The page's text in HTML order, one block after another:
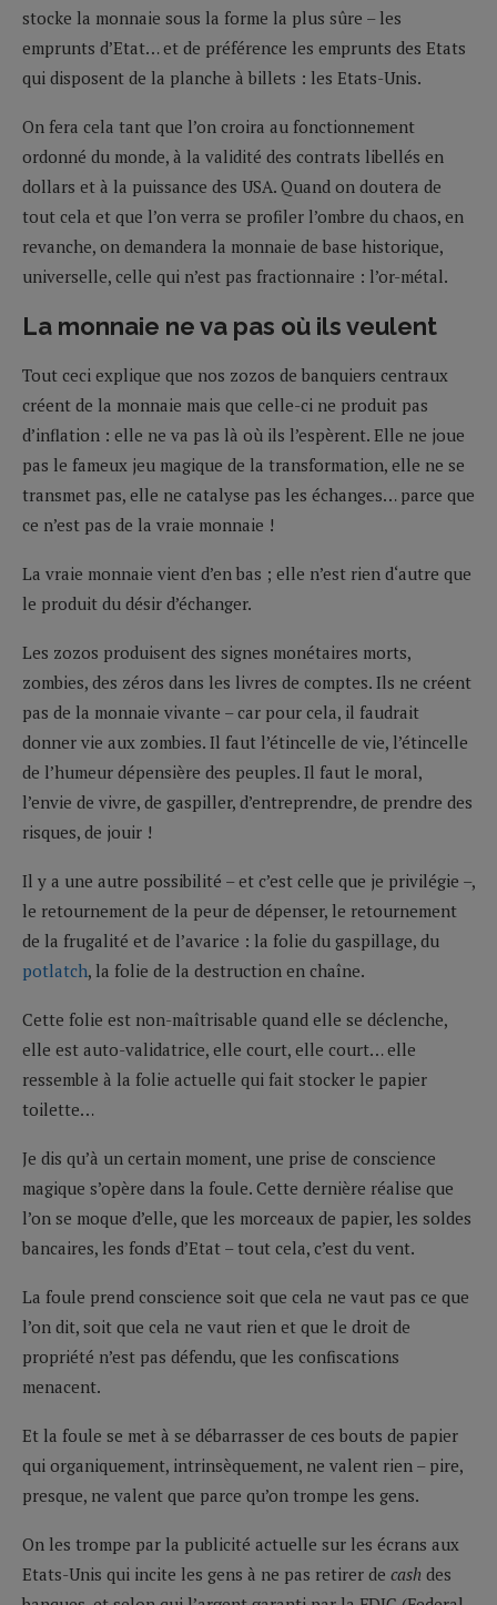
stocke la monnaie sous la forme la plus sûre – les
emprunts d’Etat… et de préférence les emprunts des Etats
qui disposent de la planche à billets : les Etats-Unis.
On fera cela tant que l’on croira au fonctionnement
ordonné du monde, à la validité des contrats libellés en
dollars et à la puissance des USA. Quand on doutera de
tout cela et que l’on verra se profiler l’ombre du chaos, en
revanche, on demandera la monnaie de base historique,
universelle, celle qui n’est pas fractionnaire : l’or-métal.
La monnaie ne va pas où ils veulent
Tout ceci explique que nos zozos de banquiers centraux
créent de la monnaie mais que celle-ci ne produit pas
d’inflation : elle ne va pas là où ils l’espèrent. Elle ne joue
pas le fameux jeu magique de la transformation, elle ne se
transmet pas, elle ne catalyse pas les échanges… parce que
ce n’est pas de la vraie monnaie !
La vraie monnaie vient d’en bas ; elle n’est rien d‘autre que
le produit du désir d’échanger.
Les zozos produisent des signes monétaires morts,
zombies, des zéros dans les livres de comptes. Ils ne créent
pas de la monnaie vivante – car pour cela, il faudrait
donner vie aux zombies. Il faut l’étincelle de vie, l’étincelle
de l’humeur dépensière des peuples. Il faut le moral,
l’envie de vivre, de gaspiller, d’entreprendre, de prendre des
risques, de jouir !
Il y a une autre possibilité – et c’est celle que je privilégie –,
le retournement de la peur de dépenser, le retournement
de la frugalité et de l’avarice : la folie du gaspillage, du
potlatch, la folie de la destruction en chaîne.
Cette folie est non-maîtrisable quand elle se déclenche,
elle est auto-validatrice, elle court, elle court… elle
ressemble à la folie actuelle qui fait stocker le papier
toilette…
Je dis qu’à un certain moment, une prise de conscience
magique s’opère dans la foule. Cette dernière réalise que
l’on se moque d’elle, que les morceaux de papier, les soldes
bancaires, les fonds d’Etat – tout cela, c’est du vent.
La foule prend conscience soit que cela ne vaut pas ce que
l’on dit, soit que cela ne vaut rien et que le droit de
propriété n’est pas défendu, que les confiscations
menacent.
Et la foule se met à se débarrasser de ces bouts de papier
qui organiquement, intrinsèquement, ne valent rien – pire,
presque, ne valent que parce qu’on trompe les gens.
On les trompe par la publicité actuelle sur les écrans aux
Etats-Unis qui incite les gens à ne pas retirer de cash des